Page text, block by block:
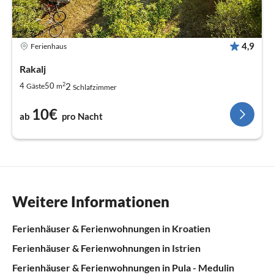
Ferienhaus 4,9
Rakalj
4 Gäste50 m22 Schlafzimmer
ab 10€ pro Nacht
Weitere Informationen
Ferienhäuser & Ferienwohnungen in Kroatien
Ferienhäuser & Ferienwohnungen in Istrien
Ferienhäuser & Ferienwohnungen in Pula - Medulin